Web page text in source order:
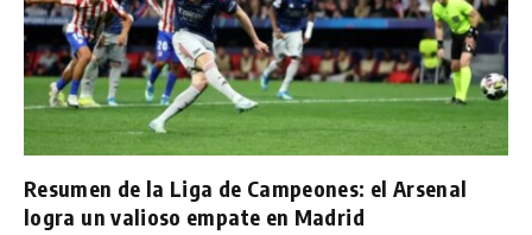
Resumen de la Liga de Campeones: el Arsenal
logra un valioso empate en Madrid